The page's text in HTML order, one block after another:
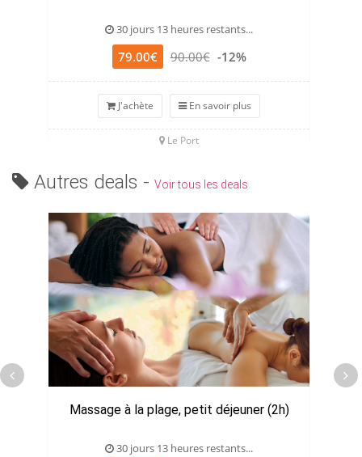
30 jours 13 heures restants...
79.00€ 90.00€ -12%
J'achète En savoir plus
Le Port
Autres deals - Voir tous les deals
Massage à la plage, petit déjeuner (2h)
30 jours 13 heures restants...